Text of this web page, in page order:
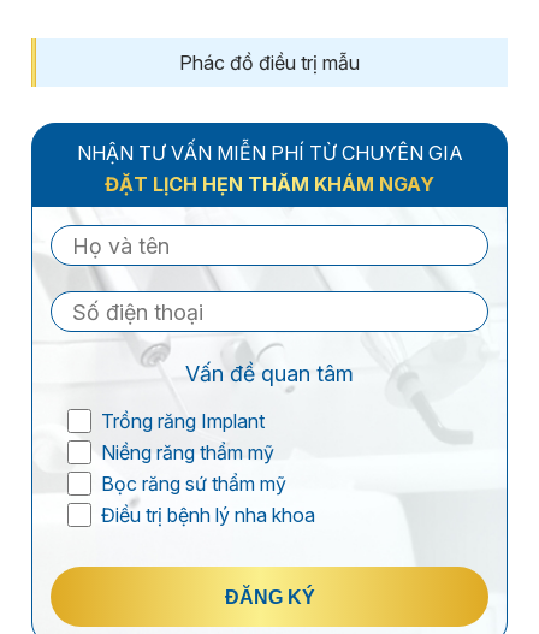
Phác đồ điều trị mẫu
NHẬN TƯ VẤN MIỄN PHÍ TỪ CHUYÊN GIA
ĐẶT LỊCH HẸN THĂM KHÁM NGAY
Vấn đề quan tâm
Trồng răng Implant
Niềng răng thẩm mỹ
Bọc răng sứ thẩm mỹ
Điều trị bệnh lý nha khoa
ĐĂNG KÝ